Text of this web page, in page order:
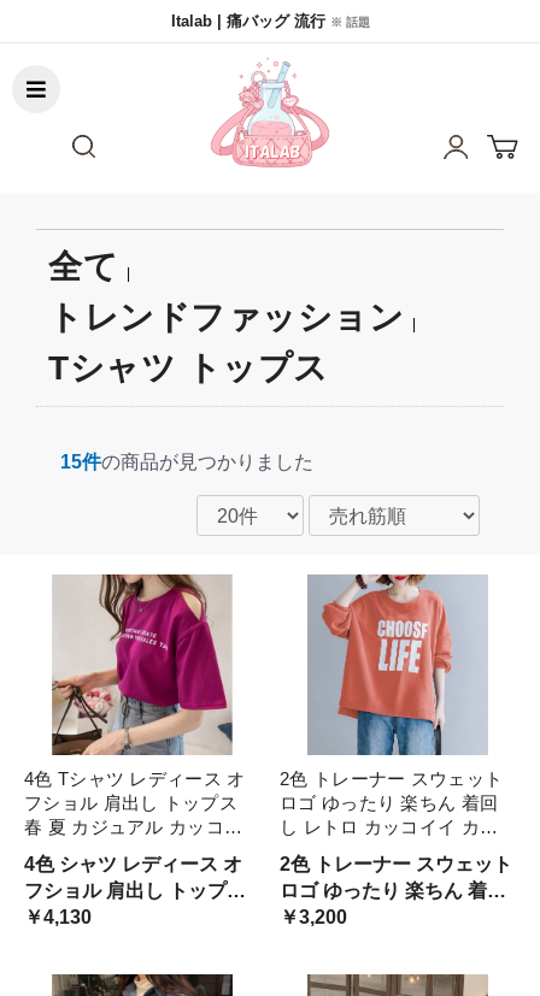
Italab | 痛バッグ 流行 ※ 話題
全て
トレンドファッション
Tシャツ トップス
15件の商品が見つかりました
4色 Tシャツ レディース オ
フショル 肩出し トップス
春 夏 カジュアル カッコイ
イ ラフ キュート 個性的 半
袖 ロゴ パープル ホワイト
オレンジ ブルー 紫 白 大き
いサイズ XL 2X 青
4色 シャツ レディース オ
フショル 肩出し トップス
春 夏 カジュアル カッコイ
￥4,130
2色 トレーナー スウェット
ロゴ ゆったり 楽ちん 着回
し レトロ カッコイイ カジ
ュアル 長袖 トップス プル
オーバー ラフ スポーティ
スポーツウェア リラックス
レディース フリーサイ 袖あ
2色 トレーナー スウェット
ロゴ ゆったり 楽ちん 着回
し レトロ カッコイイ カジ
￥3,200